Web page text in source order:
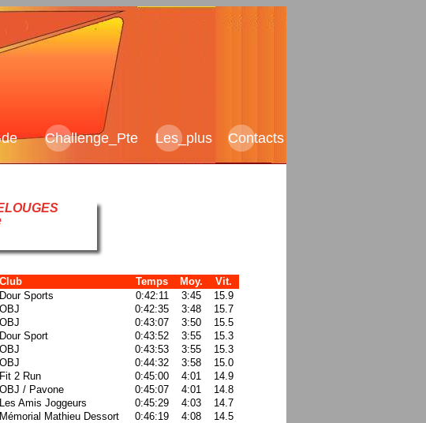
Challenge_Pte Les _ plus Contacts
ELOUGES
Club Temps Moy.
Vit.
Dour Sports 0:42:11 3:45
15.9
OBJ 0:42:35 3:48
15.7
OBJ 0:43:07 3:50
15.5
Dour Sport 0:43:52 3:55
15.3
OBJ 0:43:53 3:55
15.3
OBJ 0:44:32 3:58
15.0
Fit 2 Run 0:45:00 4:01
14.9
OBJ / Pavone 0:45:07 4:01
14.8
Les Amis Joggeurs 0:45:29 4:03
14.7
Mémorial Mathieu Dessort 0:46:19 4:08
14.5